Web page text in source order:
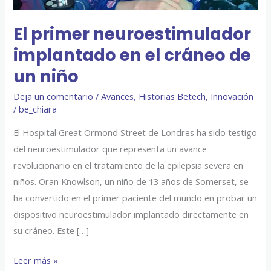
El primer neuroestimulador
implantado en el cráneo de
un niño
Deja un comentario /Avances, Historias Betech, Innovación
/be_chiara
El Hospital Great Ormond Street de Londres ha sido testigo
del neuroestimulador que representa un avance
revolucionario en el tratamiento de la epilepsia severa en
niños. Oran Knowlson, un niño de 13 años de Somerset, se
ha convertido en el primer paciente del mundo en probar un
dispositivo neuroestimulador implantado directamente en
su cráneo. Este […]
un
niño
Leer más »